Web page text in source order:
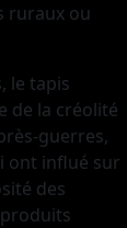
ruraux ou
le tapis
de la créolité
guerres,
ont influé sur
des